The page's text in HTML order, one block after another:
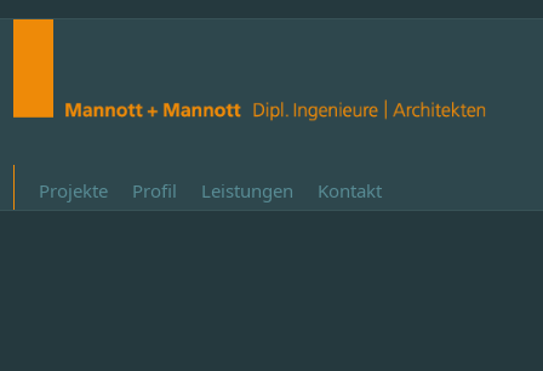
Projekte Profil Leistungen Kontakt